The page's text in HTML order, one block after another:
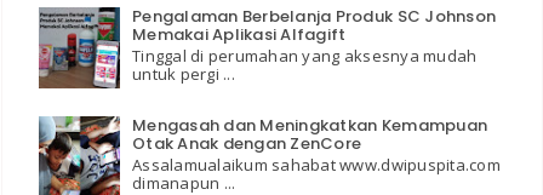
Pengalaman Berbelanja Produk SC Johnson
Memakai Aplikasi Alfagift
Tinggal di perumahan yang aksesnya mudah
untuk pergi ...
Mengasah dan Meningkatkan Kemampuan
Otak Anak dengan ZenCore
Assalamualaikum sahabat www.dwipuspita.com
dimanapun ...